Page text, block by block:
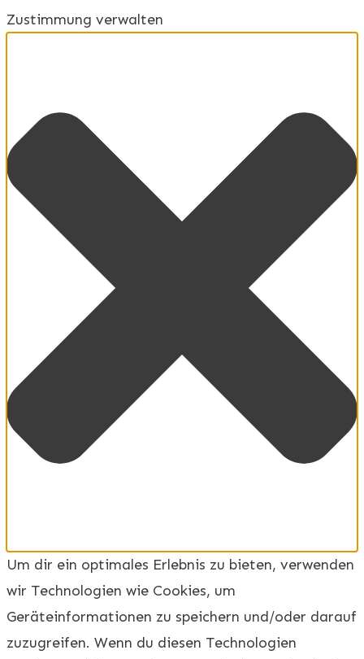
Zustimmung verwalten
Um dir ein optimales Erlebnis zu bieten, verwenden
wir Technologien wie Cookies, um
Geräteinformationen zu speichern und/oder darauf
zuzugreifen. Wenn du diesen Technologien